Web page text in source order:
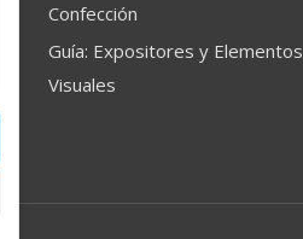
Confección
Guía: Expositores y Elementos
Visuales